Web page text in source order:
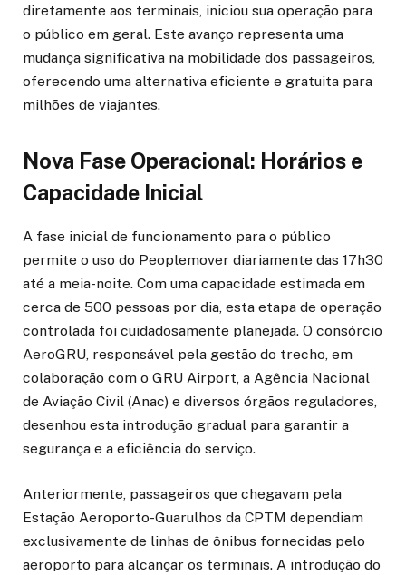
diretamente aos terminais, iniciou sua operação para
o público em geral. Este avanço representa uma
mudança significativa na mobilidade dos passageiros,
oferecendo uma alternativa eficiente e gratuita para
milhões de viajantes.
Nova Fase Operacional: Horários e
Capacidade Inicial
A fase inicial de funcionamento para o público
permite o uso do Peoplemover diariamente das 17h30
até a meia-noite. Com uma capacidade estimada em
cerca de 500 pessoas por dia, esta etapa de operação
controlada foi cuidadosamente planejada. O consórcio
AeroGRU, responsável pela gestão do trecho, em
colaboração com o GRU Airport, a Agência Nacional
de Aviação Civil (Anac) e diversos órgãos reguladores,
desenhou esta introdução gradual para garantir a
segurança e a eficiência do serviço.
Anteriormente, passageiros que chegavam pela
Estação Aeroporto-Guarulhos da CPTM dependiam
exclusivamente de linhas de ônibus fornecidas pelo
aeroporto para alcançar os terminais. A introdução do